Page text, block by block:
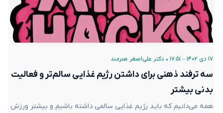
۱۷ دی ۱۴۰۲ – ۱۷:۵۱ • دکتر علی‌اصغر هنرمند
سه ترفند ذهنی برای داشتن رژیم غذایی سالم‌تر و فعالیت
بدنی بیشتر
همه می‌دانیم که باید رژیم غذایی سالمی داشته باشیم و بیشتر ورزش